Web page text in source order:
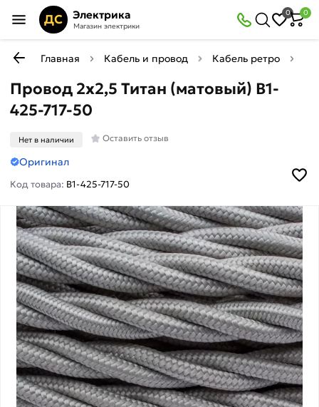
ДС Электрика
Магазин электрики
0 0
Главная Кабель и провод Кабель ретро
Провод 2х2,5 Титан (матовый) B1-
425-717-50
Нет в наличии Оставить отзыв
Оригинал
Код товара: B1-425-717-50